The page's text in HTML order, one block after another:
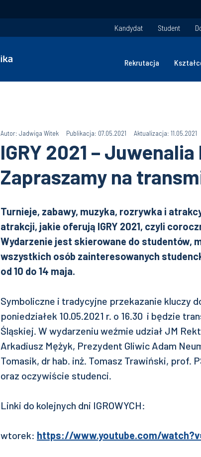
Kandydat
Student
Rekrutacja
Autor: Jadwiga Witek Publikacja: 07.05.2021 Aktualizacja: 11.05.2021
IGRY 2021 –
Zapraszamy na
Turnieje, zabawy, muzyka, rozrywka i
atrakcji, jakie oferują IGRY 2021, czyli
Wydarzenie jest skierowane do studentów,
wszystkich osób zainteresowanych
od 10 do 14 maja.
Symboliczne i tradycyjne przekazanie kluczy
poniedziałek 10.05.2021 r. o 16.30 i będzie
Śląskiej. W wydarzeniu weźmie udział JM
Arkadiusz Mężyk, Prezydent Gliwic Adam
Tomasik, dr hab. inż. Tomasz Trawiński,
oraz oczywiście studenci.
Linki do kolejnych dni IGROWYCH:
wtorek: https://www.youtube.com/